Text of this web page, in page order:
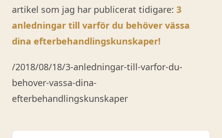
artikel som jag har publicerat tidigare: 3
anledningar till varför du behöver vässa
dina efterbehandlingskunskaper!
/2018/08/18/3-anledningar-till-varfor-du-
behover-vassa-dina-
efterbehandlingskunskaper